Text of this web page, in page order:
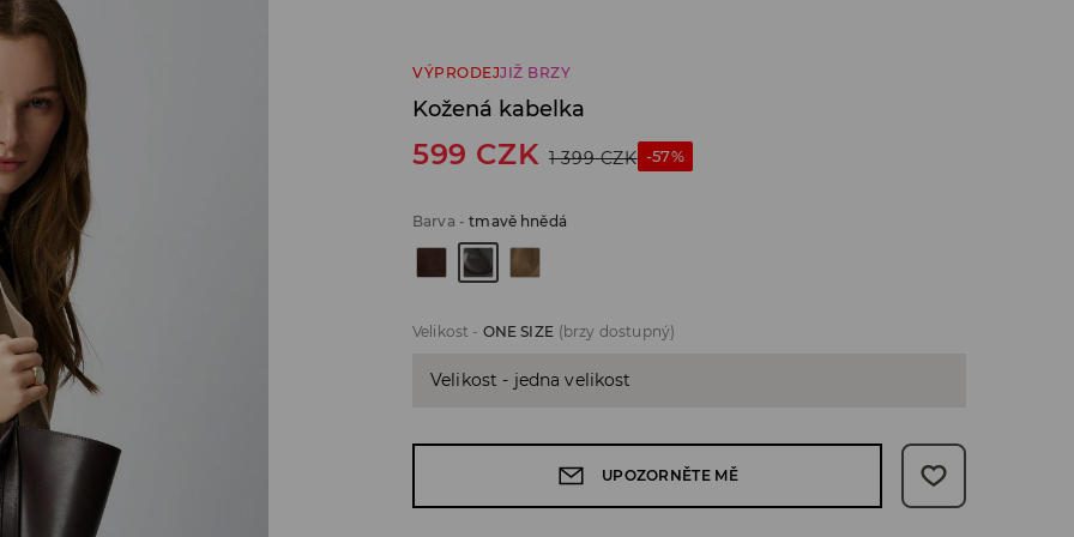
VÝPRODEJJIŽ BRZY
Kožená kabelka
599 CZK 1 399 CZK -57%
Barva -tmavě hnědá
Velikost - ONE SIZE (brzy dostupný)
Velikost - jedna velikost
UPOZORNĚTE MĚ